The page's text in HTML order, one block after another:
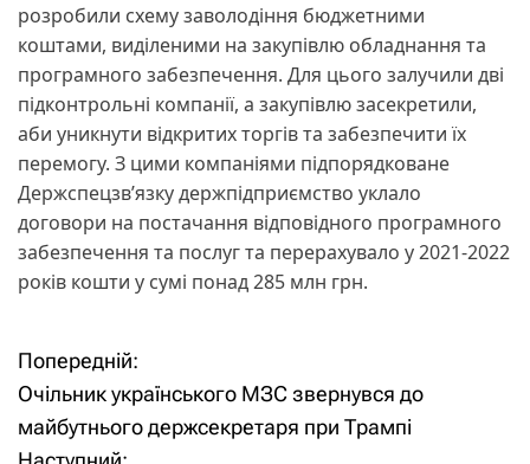
розробили схему заволодіння бюджетними
коштами, виділеними на закупівлю обладнання та
програмного забезпечення. Для цього залучили дві
підконтрольні компанії, а закупівлю засекретили,
аби уникнути відкритих торгів та забезпечити їх
перемогу. З цими компаніями підпорядковане
Держспецзв’язку держпідприємство уклало
договори на постачання відповідного програмного
забезпечення та послуг та перерахувало у 2021-2022
років кошти у сумі понад 285 млн грн.
Н
а
Попередній:
Очільник українського МЗС звернувся до
майбутнього держсекретаря при Трампі